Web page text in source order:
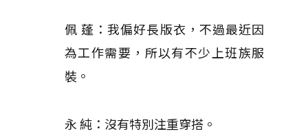
佩 蓬：我偏好長版衣，不過最近因
為工作需要，所以有不少上班族服
裝。
永 純：沒有特別注重穿搭。